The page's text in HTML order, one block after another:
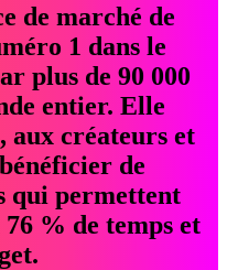
de marché de
1 dans le
plus de 90 000
entier. Elle
aux créateurs et
de
qui permettent
% de temps et